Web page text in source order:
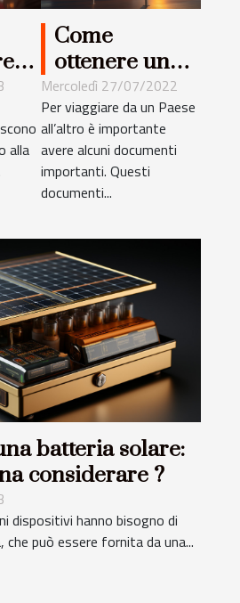
la
alla
Come
ottenere un
visto
elettronico
per la
Repubblica
dell'India
Mercoledì 27/07/2022
Per viaggiare da un Paese
all’altro è importante
avere alcuni documenti
importanti. Questi
documenti...
batteria solare:
considerare ?
dispositivi hanno bisogno di
può essere fornita da una...